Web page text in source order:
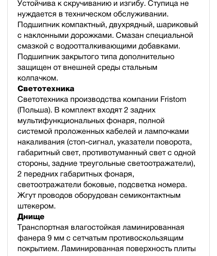
Устойчива к скручиванию и изгибу. Ступица не
нуждается в техническом обслуживании.
Подшипник компактный, двухрядный, шариковый
с наклонными дорожками. Смазан специальной
смазкой с водоотталкивающими добавками.
Подшипник закрытого типа дополнительно
защищен от внешней среды стальным
колпачком.
Светотехника
Светотехника производства компании Fristom
(Польша). В комплект входят 2 задних
мультифункциональных фонаря, полной
cистемой проложенных кабелей и лампочками
накаливания (стоп-сигнал, указатели поворота,
габаритный свет, противотуманный свет с одной
стороны, задние треугольные светоотражатели),
2 передних габаритных фонаря,
светоотражатели боковые, подсветка номера.
Жгут проводов оборудован семиконтактным
штекером.
Днище
Транспортная влагостойкая ламинированная
фанера 9 мм с сетчатым противоскользящим
покрытием. Ламинированная поверхность плиты